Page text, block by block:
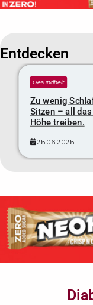
Entdecken
Gesundheit
Zu wenig
Sitzen – all
Höhe treiben.
25.06.2025